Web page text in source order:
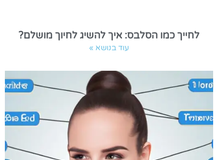
לחייך כמו הסלבס: איך להשיג לחיוך מושלם?
עוד בנושא »